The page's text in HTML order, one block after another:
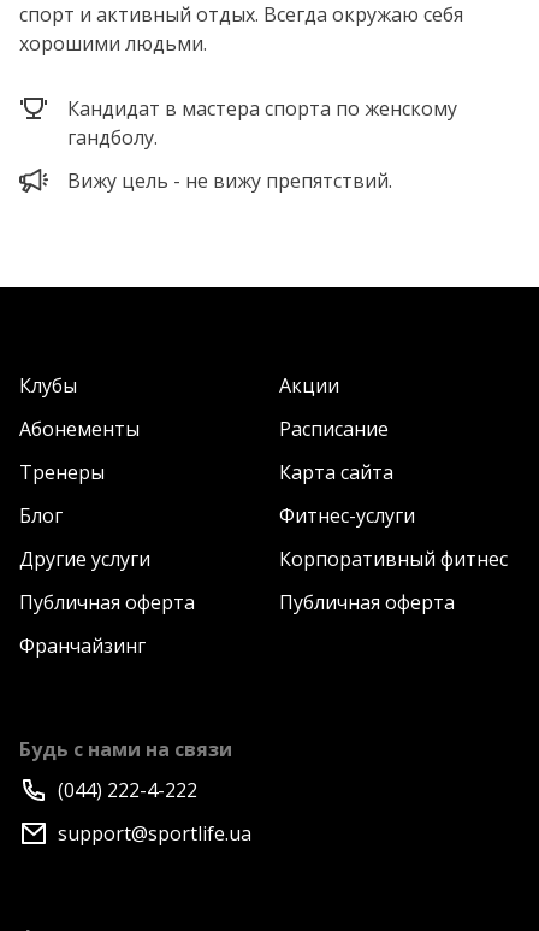
спорт и активный отдых. Всегда окружаю себя
хорошими людьми.
Кандидат в мастера спорта по женскому
гандболу.
Вижу цель - не вижу препятствий.
Клубы
Акции
Абонементы
Расписание
Тренеры
Карта сайта
Блог
Фитнес-услуги
Другие услуги
Корпоративный фитнес
Публичная оферта
Публичная оферта
Франчайзинг
Будь с нами на связи
(044) 222-4-222
support@sportlife.ua